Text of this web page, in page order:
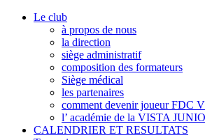
Le club
à propos de nous
la direction
siège administratif
composition des formateurs
Siège médical
les partenaires
comment devenir joueur FDC
l’ académie de la VISTA
CALENDRIER ET RESULTATS